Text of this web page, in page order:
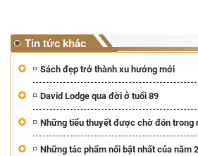
Tin tức khác
Sách đẹp trở thành xu hướng mới
David Lodge qua đời ở tuổi 89
Những tiểu thuyết được chờ đón trong
Những tác phẩm nổi bật nhất của năm